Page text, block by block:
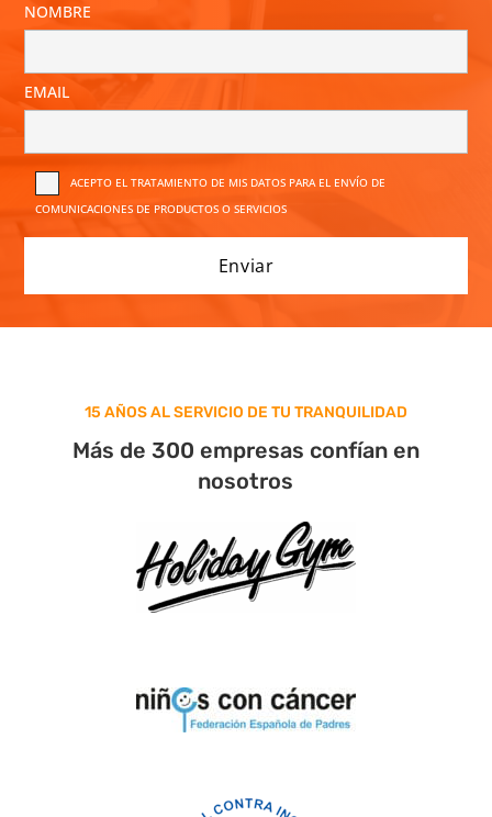
NOMBRE
EMAIL
ACEPTO EL TRATAMIENTO DE MIS DATOS PARA EL ENVÍO DE
COMUNICACIONES DE PRODUCTOS O SERVICIOS
15 AÑOS AL SERVICIO DE TU TRANQUILIDAD
Más de 300 empresas confían en
nosotros